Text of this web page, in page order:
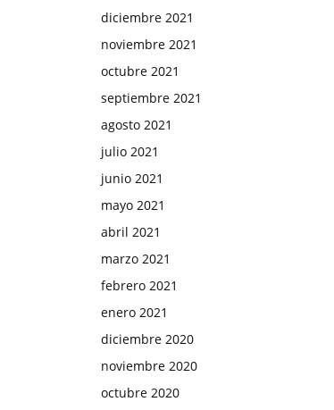
diciembre 2021
noviembre 2021
octubre 2021
septiembre 2021
agosto 2021
julio 2021
junio 2021
mayo 2021
abril 2021
marzo 2021
febrero 2021
enero 2021
diciembre 2020
noviembre 2020
octubre 2020